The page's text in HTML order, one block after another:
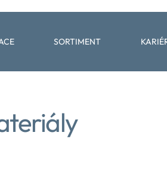
SORTIMENT